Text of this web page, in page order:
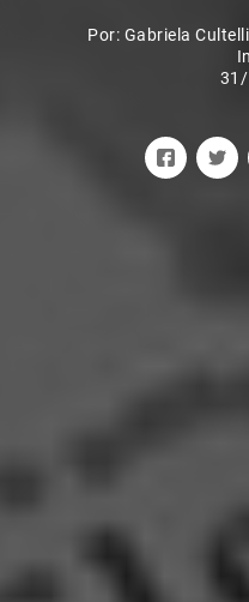
Por: Gabriela Cultelli